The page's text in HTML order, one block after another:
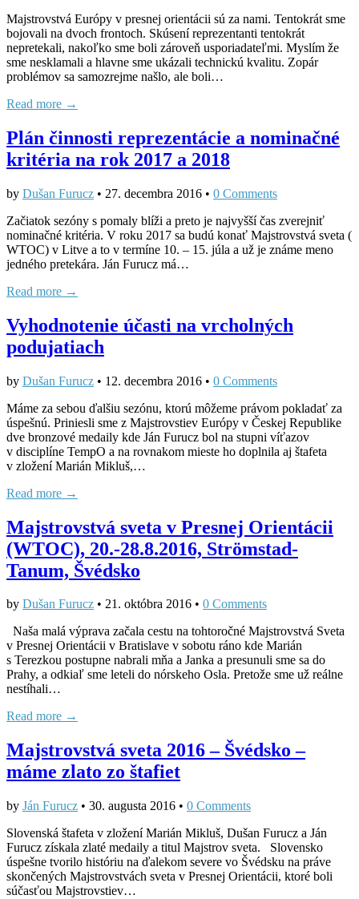
Majstrovstvá Európy v presnej orientácii sú za nami. Tentokrát sme
bojovali na dvoch frontoch. Skúsení reprezentanti tentokrát
nepretekali, nakoľko sme boli zároveň usporiadateľmi. Myslím že
sme nesklamali a hlavne sme ukázali technickú kvalitu. Zopár
problémov sa samozrejme našlo, ale boli…
Read more →
Plán činnosti reprezentácie a nominačné
kritéria na rok 2017 a 2018
by Dušan Furucz • 27. decembra 2016 • 0 Comments
Začiatok sezóny s pomaly blíži a preto je najvyšší čas zverejniť
nominačné kritéria. V roku 2017 sa budú konať Majstrovstvá sveta (
WTOC) v Litve a to v termíne 10. – 15. júla a už je známe meno
jedného pretekára. Ján Furucz má…
Read more →
Vyhodnotenie účasti na vrcholných
podujatiach
by Dušan Furucz • 12. decembra 2016 • 0 Comments
Máme za sebou ďalšiu sezónu, ktorú môžeme právom pokladať za
úspešnú. Priniesli sme z Majstrovstiev Európy v Českej Republike
dve bronzové medaily kde Ján Furucz bol na stupni víťazov
v disciplíne TempO a na rovnakom mieste ho doplnila aj štafeta
v zložení Marián Mikluš,…
Read more →
Majstrovstvá sveta v Presnej Orientácii
(WTOC), 20.‐28.8.2016, Strömstad-
Tanum, Švédsko
by Dušan Furucz • 21. októbra 2016 • 0 Comments
Naša malá výprava začala cestu na tohtoročné Majstrovstvá Sveta
v Presnej Orientácii v Bratislave v sobotu ráno kde Marián
s Terezkou postupne nabrali mňa a Janka a presunuli sme sa do
Prahy, a odkiaľ sme leteli do nórskeho Osla. Pretože sme už reálne
nestíhali…
Read more →
Majstrovstvá sveta 2016 – Švédsko –
máme zlato zo štafiet
by Ján Furucz • 30. augusta 2016 • 0 Comments
Slovenská štafeta v zložení Marián Mikluš, Dušan Furucz a Ján
Furucz získala zlaté medaily a titul Majstrov sveta. Slovensko
úspešne tvorilo históriu na ďalekom severe vo Švédsku na práve
skončených Majstrovstvách sveta v Presnej Orientácii, ktoré boli
súčasťou Majstrovstiev…